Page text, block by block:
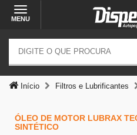
MENU
Início Filtros e Lubrificantes
ÓLEO DE MOTOR LUBRAX
SINTÉTICO
Temos